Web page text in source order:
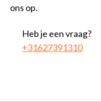
ons op.
Heb je een vraag?
+31627391310